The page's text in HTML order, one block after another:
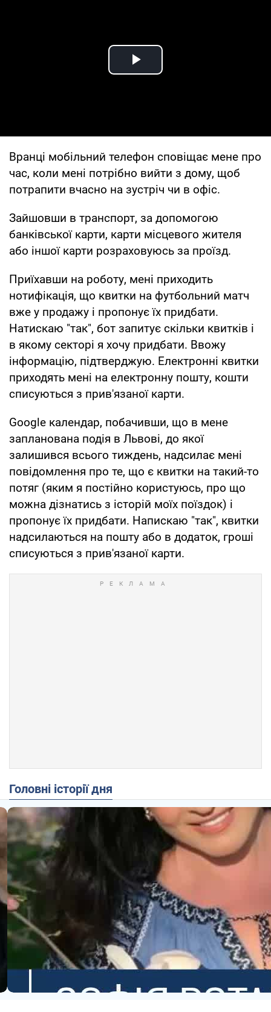
Play Video
Вранці мобільний телефон сповіщає мене про
час, коли мені потрібно вийти з дому, щоб
потрапити вчасно на зустріч чи в офіс.
Зайшовши в транспорт, за допомогою
банківської карти, карти місцевого жителя
або іншої карти розраховуюсь за проїзд.
Приїхавши на роботу, мені приходить
нотифікація, що квитки на футбольний матч
вже у продажу і пропонує їх придбати.
Натискаю "так", бот запитує скільки квитків і
в якому секторі я хочу придбати. Ввожу
інформацію, підтверджую. Електронні квитки
приходять мені на електронну пошту, кошти
списуються з прив'язаної карти.
Google календар, побачивши, що в мене
запланована подія в Львові, до якої
залишився всього тиждень, надсилає мені
повідомлення про те, що є квитки на такий-то
потяг (яким я постійно користуюсь, про що
можна дізнатись з історій моїх поїздок) і
пропонує їх придбати. Напискаю "так", квитки
надсилаються на пошту або в додаток, гроші
списуються з прив'язаної карти.
Головні історії дня